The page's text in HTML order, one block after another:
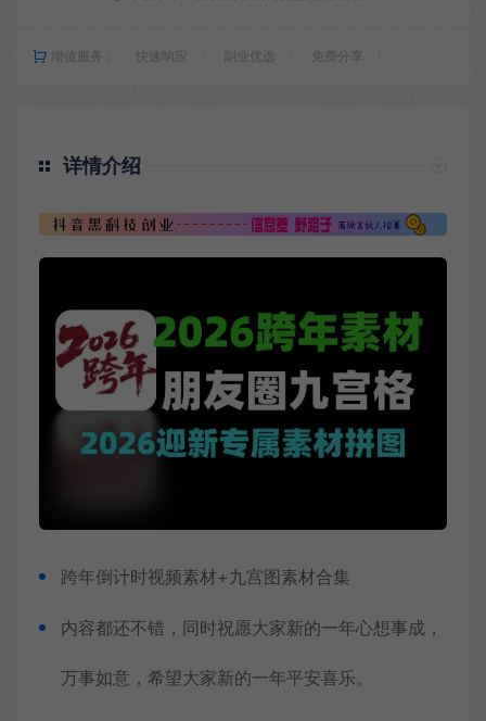
增值服务： 快速响应 副业优选 免费分享
详情介绍
跨年倒计时视频素材+九宫图素材合集
内容都还不错，同时祝愿大家新的一年心想事成，
万事如意，希望大家新的一年平安喜乐。